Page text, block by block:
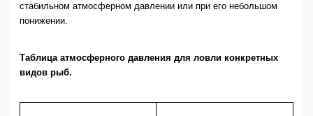
стабильном атмосферном давлении или при его небольшом
понижении.
Таблица атмосферного давления для ловли конкретных
видов рыб.